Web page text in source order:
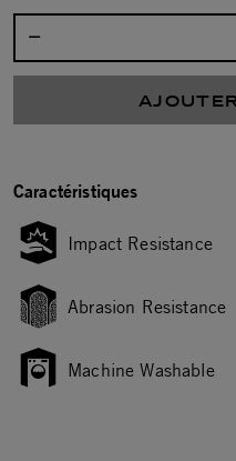
Caractéristiques
Impact Resistance
Abrasion Resistance
Machine Washable